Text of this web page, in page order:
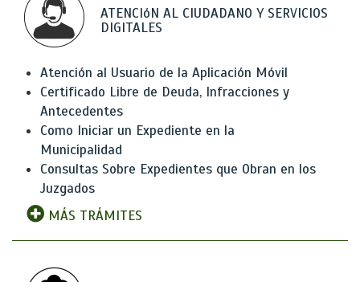
ATENCIóN AL CIUDADANO Y SERVICIOS
DIGITALES
Atención al Usuario de la Aplicación Móvil
Certificado Libre de Deuda, Infracciones y
Antecedentes
Como Iniciar un Expediente en la
Municipalidad
Consultas Sobre Expedientes que Obran en los
Juzgados
MÁS TRÁMITES